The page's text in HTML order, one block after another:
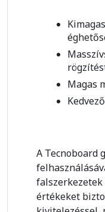
Magas
A Tecnoboard
értékeket